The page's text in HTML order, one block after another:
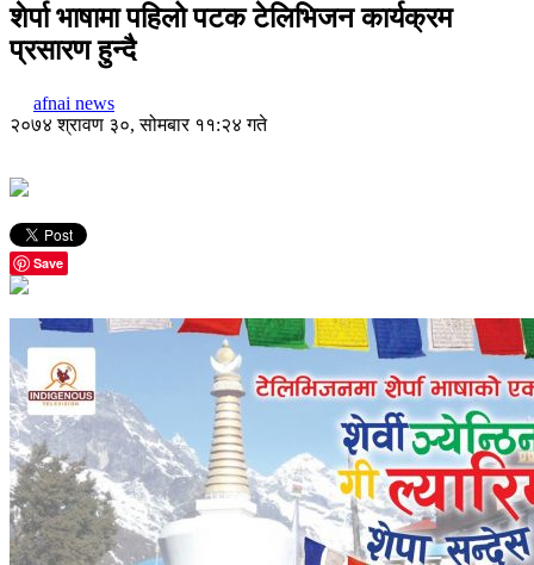
शेर्पा भाषामा पहिलो पटक टेलिभिजन कार्यक्रम
प्रसारण हुन्दै
afnai news
२०७४ श्रावण ३०, सोमबार ११:२४ गते
Save